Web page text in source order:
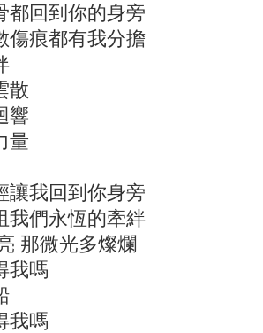
都回到你的身旁
傷痕都有我分擔
散
響
量
讓我回到你身旁
我們永恆的牽絆
那微光多燦爛
我嗎
我嗎